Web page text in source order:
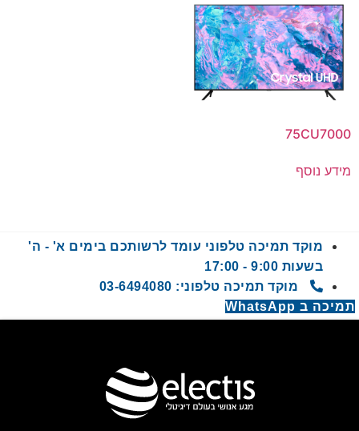
75CU7000
מידע נוסף
מוקד תמיכה טלפוני עומד לרשותכם בימים א' - ה'
בשעות 9:00 - 17:00
מוקד תמיכה טלפוני: 03-6494080
תמיכה ב WhatsApp